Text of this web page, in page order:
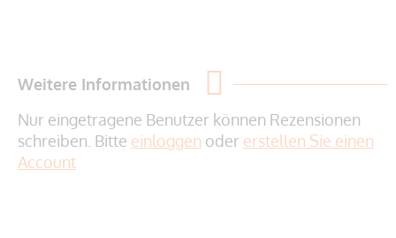
Weitere Informationen
Nur eingetragene Benutzer können Rezensionen
schreiben. Bitte einloggen oder erstellen Sie einen
Account